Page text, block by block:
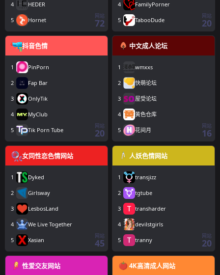
4 HEDER
5 Hornet
网站
72
4 FamilyPorner
5 TabooDude
网站
20
抖音色情
1 PinPorn
2 Fap Bar
3 OnlyTik
4 MyClub
5 Tik Porn Tube
网站
20
中文成人论坛
1 wmxxs
2 快萌论坛
3 屋受论坛
4 黄色仓库
5 花间月
网站
16
女同性恋色情网站
1 Dyked
2 Girlsway
3 LesbosLand
4 We Live Together
5 Xasian
网站
45
人妖色情网站
1 transjizz
2 tgtube
3 transharder
4 devilstgirls
5 tranny
网站
20
性爱交友网站 4K高清成人网站